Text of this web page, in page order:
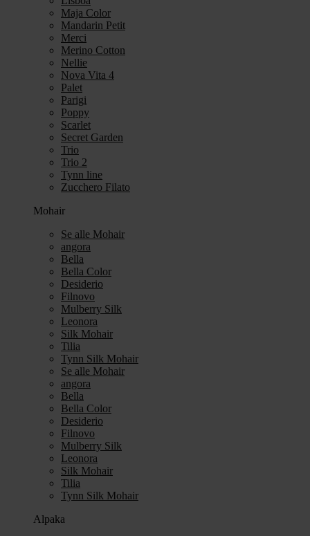
Maja Color
Mandarin Petit
Merci
Merino Cotton
Nellie
Nova Vita 4
Palet
Parigi
Poppy
Scarlet
Secret Garden
Trio
Trio 2
Tynn line
Zucchero Filato
Mohair
Se alle Mohair
angora
Bella
Bella Color
Desiderio
Filnovo
Mulberry Silk
Leonora
Silk Mohair
Tilia
Tynn Silk Mohair
Se alle Mohair
angora
Bella
Bella Color
Desiderio
Filnovo
Mulberry Silk
Leonora
Silk Mohair
Tilia
Tynn Silk Mohair
Alpaka